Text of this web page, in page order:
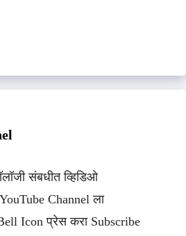
संबधीत व्हिडिओ
Channel ला
Icon प्रेस करा Subscribe